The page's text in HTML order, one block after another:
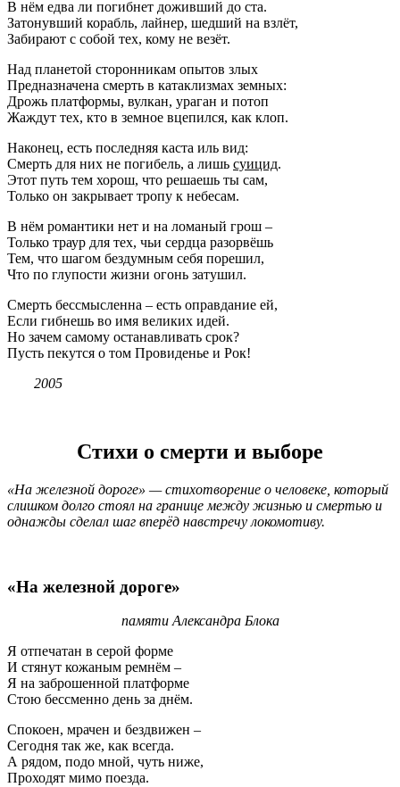
В нём едва ли погибнет доживший до ста.
Затонувший корабль, лайнер, шедший на взлёт,
Забирают с собой тех, кому не везёт.
Над планетой сторонникам опытов злых
Предназначена смерть в катаклизмах земных:
Дрожь платформы, вулкан, ураган и потоп
Жаждут тех, кто в земное вцепился, как клоп.
Наконец, есть последняя каста иль вид:
Смерть для них не погибель, а лишь суицид.
Этот путь тем хорош, что решаешь ты сам,
Только он закрывает тропу к небесам.
В нём романтики нет и на ломаный грош –
Только траур для тех, чьи сердца разорвёшь
Тем, что шагом бездумным себя порешил,
Что по глупости жизни огонь затушил.
Смерть бессмысленна – есть оправдание ей,
Если гибнешь во имя великих идей.
Но зачем самому останавливать срок?
Пусть пекутся о том Провиденье и Рок!
2005
Стихи о смерти и выборе
«На железной дороге» — стихотворение о человеке, который
слишком долго стоял на границе между жизнью и смертью и
однажды сделал шаг вперёд навстречу локомотиву.
«На железной дороге»
памяти Александра Блока
Я отпечатан в серой форме
И стянут кожаным ремнём –
Я на заброшенной платформе
Стою бессменно день за днём.
Спокоен, мрачен и бездвижен –
Сегодня так же, как всегда.
А рядом, подо мной, чуть ниже,
Проходят мимо поезда.